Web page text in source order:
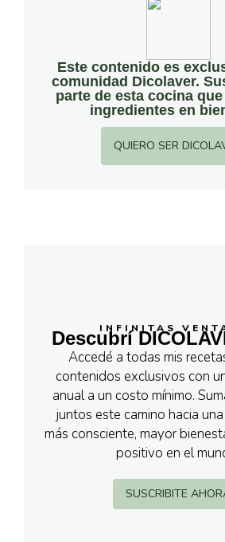
Este contenido es
comunidad Dicolaver.
parte de esta cocina
ingredientes en
QUIERO SER
INFINITAS
Descubrí
Accedé a todas mis
contenidos exclusivos con
anual a un costo mínimo.
juntos este camino hacia
más consciente, mayor
positivo en el
SUSCRIBITE